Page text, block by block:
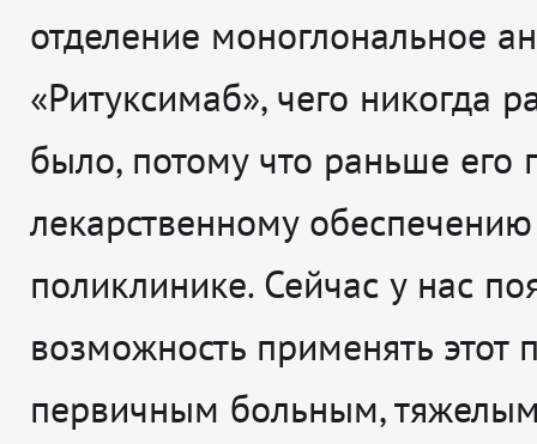
отделение моноглональное
«Ритуксимаб», чего никогда
было, потому что раньше его
лекарственному
поликлинике. Сейчас у нас
возможность применять этот
первичным больным,